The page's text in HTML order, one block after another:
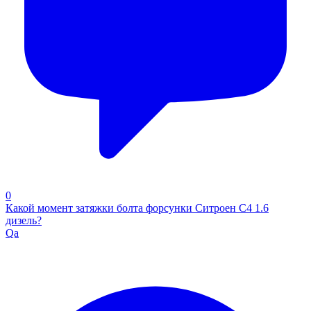
0
Какой момент затяжки болта форсунки Ситроен С4 1.6
дизель?
Qa